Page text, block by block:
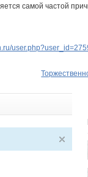
самой частой